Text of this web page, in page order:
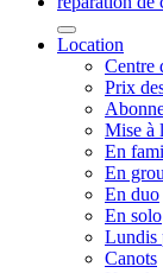
Location
Centre
Prix
Mise à
En
En
En duo
En solo
Lundis
Canots